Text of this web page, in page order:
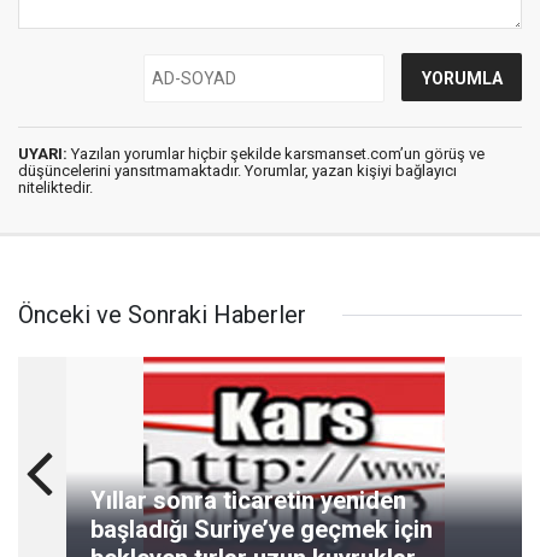
UYARI: Yazılan yorumlar hiçbir şekilde karsmanset.com’un görüş ve
düşüncelerini yansıtmamaktadır. Yorumlar, yazan kişiyi bağlayıcı
niteliktedir.
Önceki ve Sonraki Haberler
Yıllar sonra ticaretin yeniden
başladığı Suriye’ye geçmek için